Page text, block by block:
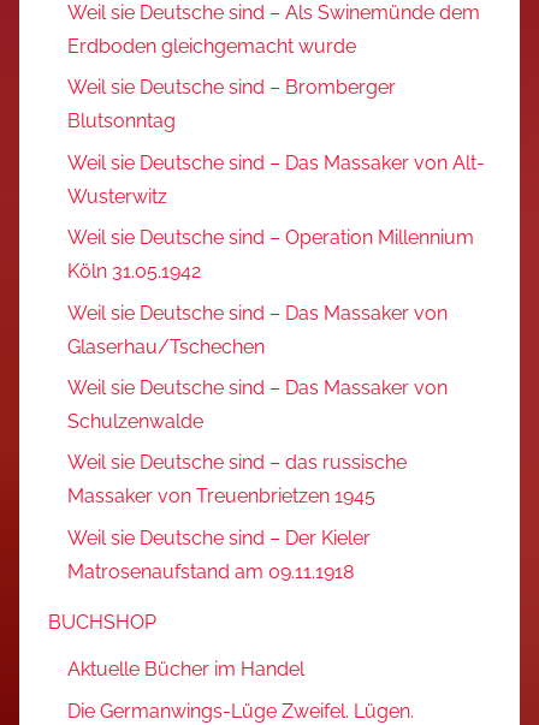
Weil sie Deutsche sind – Als Swinemünde dem
Erdboden gleichgemacht wurde
Weil sie Deutsche sind – Bromberger
Blutsonntag
Weil sie Deutsche sind – Das Massaker von Alt-
Wusterwitz
Weil sie Deutsche sind – Operation Millennium
Köln 31.05.1942
Weil sie Deutsche sind – Das Massaker von
Glaserhau/Tschechen
Weil sie Deutsche sind – Das Massaker von
Schulzenwalde
Weil sie Deutsche sind – das russische
Massaker von Treuenbrietzen 1945
Weil sie Deutsche sind – Der Kieler
Matrosenaufstand am 09.11.1918
BUCHSHOP
Aktuelle Bücher im Handel
Die Germanwings-Lüge Zweifel. Lügen.